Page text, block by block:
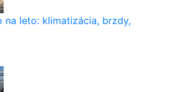
na leto: klimatizácia, brzdy,